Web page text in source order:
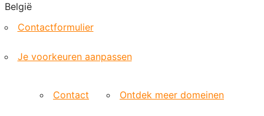
België
Contactformulier
Je voorkeuren aanpassen
Contact Ontdek meer domeinen